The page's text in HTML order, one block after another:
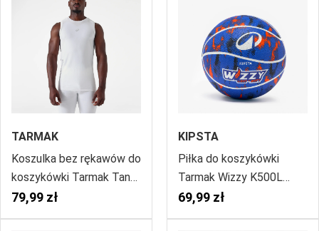
TARMAK
Koszulka bez rękawów do
koszykówki Tarmak Tank
500 NBA
79,99 zł
KIPSTA
Piłka do koszykówki
Tarmak Wizzy K500L
rozmiar 4
69,99 zł